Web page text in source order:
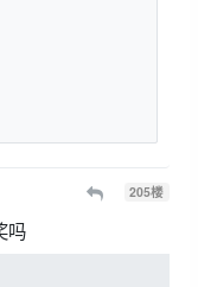
205楼
吗